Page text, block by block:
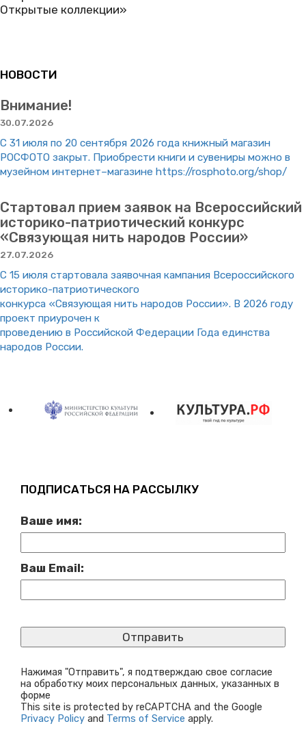
Открытые коллекции»
НОВОСТИ
Внимание!
30.07.2026
С 31 июля по 20 сентября 2026 года книжный магазин
РОСФОТО закрыт. Приобрести книги и сувениры можно в
музейном интернет–магазине https://rosphoto.org/shop/
Стартовал прием заявок на Всероссийский
историко-патриотический конкурс
«Связующая нить народов России»
27.07.2026
С 15 июля стартовала заявочная кампания Всероссийского
историко-патриотического
конкурса «Связующая нить народов России». В 2026 году
проект приурочен к
проведению в Российской Федерации Года единства
народов России.
ПОДПИСАТЬСЯ НА РАССЫЛКУ
Ваше имя:
Ваш Email:
Нажимая "Отправить", я подтверждаю свое согласие
на обработку моих персональных данных, указанных в
форме
This site is protected by reCAPTCHA and the Google
Privacy Policy and Terms of Service apply.